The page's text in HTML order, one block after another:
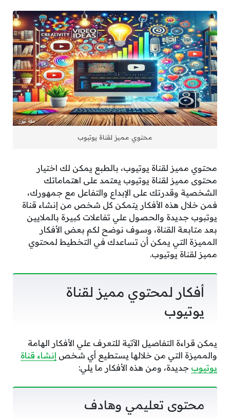
محتوي مميز لقناة يوتيوب
محتوي مميز لقناة يوتيوب، بالطبع يمكن لك اختيار
محتوى مميز لقناة يوتيوب يعتمد على اهتماماتك
الشخصية وقدرتك على الإبداع والتفاعل مع جمهورك،
فمن خلال هذه الأفكار يتمكن كل شخص من إنشاء قناة
يوتبوب جديدة والحصول علي تفاعلات كبيرة بالملايين
بعد متابعة القناة، وسوف نوضح لكم بعض الأفكار
المميزة التي يمكن أن تساعدك في التخطيط لمحتوي
مميز لقناة يوتيوب.
أفكار لمحتوي مميز لقناة
يوتيوب
يمكن قراءة التفاصيل الآتية للتعرف علي الأفكار الهامة
والمميزة التي من خلالها يستطيع أي شخص إنشاء قناة
يوتيوب جديدة، ومن هذه الأفكار ما يلي:
محتوى تعليمي وهادف